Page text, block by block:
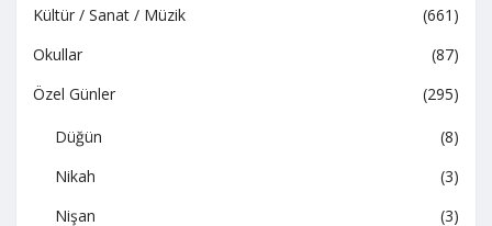
Kültür / Sanat / Müzik
(661)
Okullar
(87)
Özel Günler
(295)
Düğün
(8)
Nikah
(3)
Nişan
(3)